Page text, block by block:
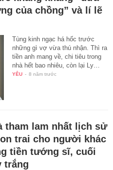
của chồng” và lí lẽ
Tùng kinh ngạc há hốc trước
những gì vợ vừa thú nhận. Thì ra
tiền anh mang về, chi tiêu trong
nhà hết bao nhiêu, còn lại Ly…
YÊU - 8 năm trước
tham lam nhất lịch sử
trai cho người khác
tiền tướng sĩ, cuối
trắng